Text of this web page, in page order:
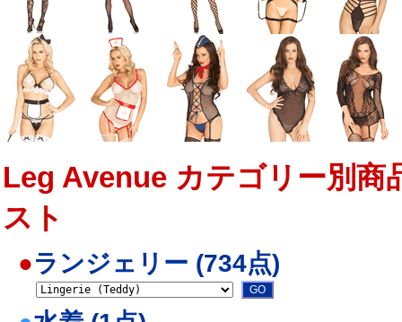
Leg Avenue カテゴリー別商
スト
●ランジェリー (734点)